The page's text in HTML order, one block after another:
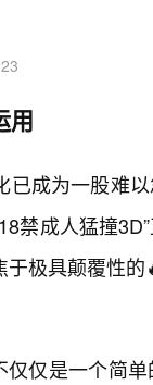
用
成为一股难
禁成人猛撞
极具颠覆性
仅是一个简